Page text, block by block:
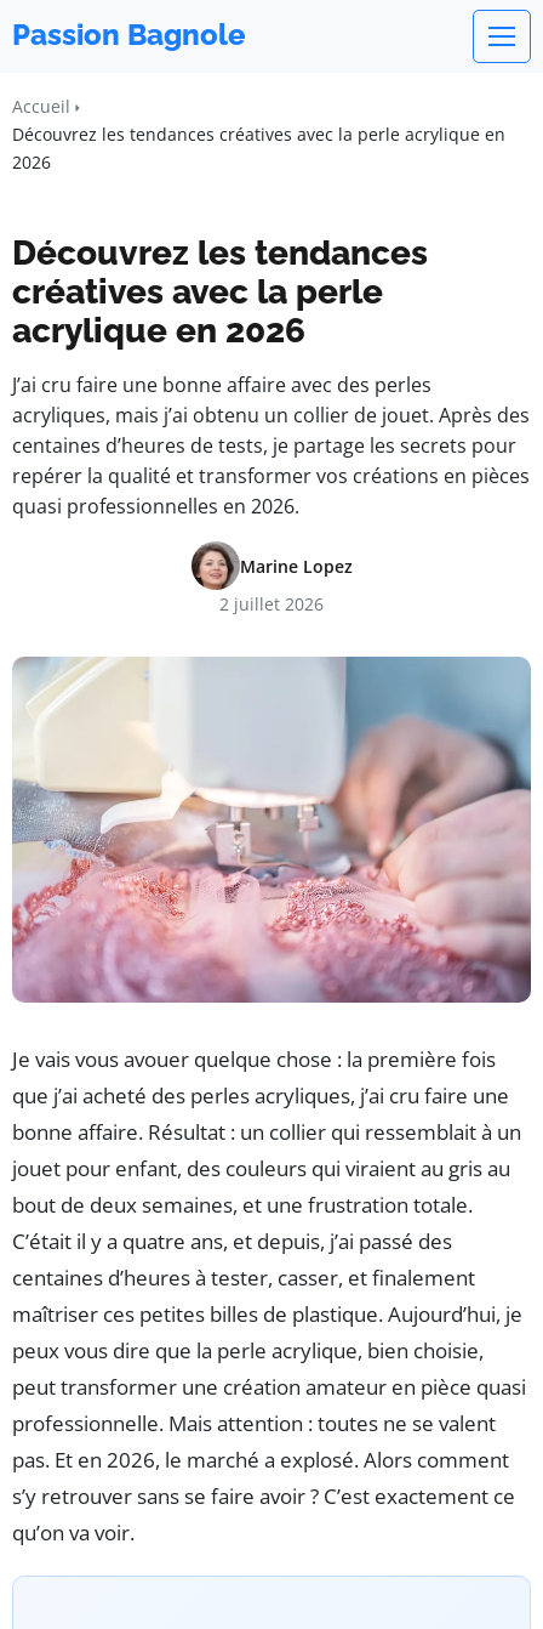
Passion Bagnole
Accueil
Découvrez les tendances créatives avec la perle acrylique en
2026
Découvrez les tendances
créatives avec la perle
acrylique en 2026
J’ai cru faire une bonne affaire avec des perles
acryliques, mais j’ai obtenu un collier de jouet. Après des
centaines d’heures de tests, je partage les secrets pour
repérer la qualité et transformer vos créations en pièces
quasi professionnelles en 2026.
Marine Lopez
2 juillet 2026
Je vais vous avouer quelque chose : la première fois
que j’ai acheté des perles acryliques, j’ai cru faire une
bonne affaire. Résultat : un collier qui ressemblait à un
jouet pour enfant, des couleurs qui viraient au gris au
bout de deux semaines, et une frustration totale.
C’était il y a quatre ans, et depuis, j’ai passé des
centaines d’heures à tester, casser, et finalement
maîtriser ces petites billes de plastique. Aujourd’hui, je
peux vous dire que la perle acrylique, bien choisie,
peut transformer une création amateur en pièce quasi
professionnelle. Mais attention : toutes ne se valent
pas. Et en 2026, le marché a explosé. Alors comment
s’y retrouver sans se faire avoir ? C’est exactement ce
qu’on va voir.